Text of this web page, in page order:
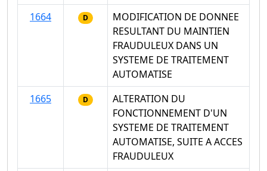
1664
D
MODIFICATION DE DONNEE
RESULTANT DU MAINTIEN
FRAUDULEUX DANS UN
SYSTEME DE TRAITEMENT
AUTOMATISE
1665
D
ALTERATION DU
FONCTIONNEMENT D'UN
SYSTEME DE TRAITEMENT
AUTOMATISE, SUITE A ACCES
FRAUDULEUX